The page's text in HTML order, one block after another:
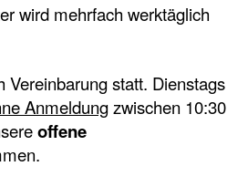
wird mehrfach werktäglich
Vereinbarung statt. Dienstags
Anmeldungzwischen 10:30
offene